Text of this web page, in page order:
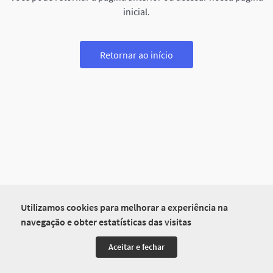
Utilizamos cookies para melhorar a experiência na
navegação e obter estatísticas das visitas
Aceitar e fechar
inicial.
Retornar ao início